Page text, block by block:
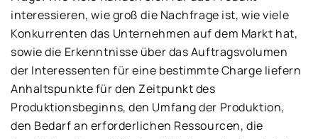
interessieren, wie groß die Nachfrage ist, wie viele
Konkurrenten das Unternehmen auf dem Markt hat,
sowie die Erkenntnisse über das Auftragsvolumen
der Interessenten für eine bestimmte Charge liefern
Anhaltspunkte für den Zeitpunkt des
Produktionsbeginns, den Umfang der Produktion,
den Bedarf an erforderlichen Ressourcen, die